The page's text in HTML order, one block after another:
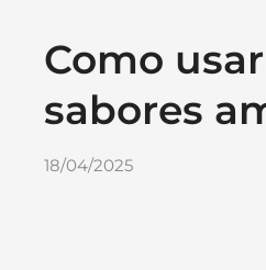
Como
sabores
18/04/2025